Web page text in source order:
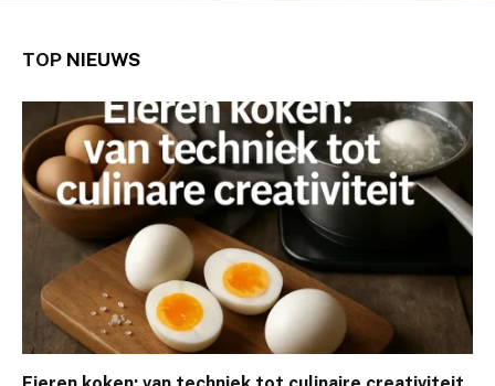
TOP NIEUWS